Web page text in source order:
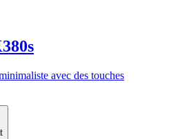
avec des touches